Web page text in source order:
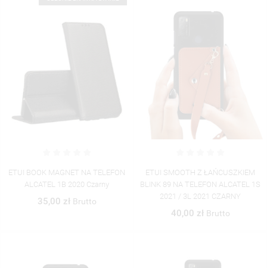
ETUI BOOK MAGNET NA TELEFON
ALCATEL 1B 2020 Czarny
35,00 zł Brutto
ETUI SMOOTH Z ŁAŃCUSZKIEM
BLINK 89 NA TELEFON ALCATEL 1S
2021 / 3L 2021 CZARNY
40,00 zł Brutto